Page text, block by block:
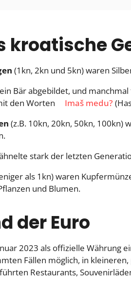
kroatische
(1kn, 2kn und 5kn) waren
Bär abgebildet, und
den Worten
Imaš medu?
(z.B. 10kn, 20kn, 50kn, 100kn)
stark der letzten
als 1kn) waren
und Blumen.
der Euro
2023 als offizielle Währung
Fällen möglich, in
Restaurants,